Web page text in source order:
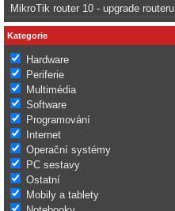
MikroTik router 10 - upgrade routeru
Kategorie
Hardware
Periferie
Multimédia
Software
Programování
Internet
Operační systémy
PC sestavy
Ostatní
Mobily a tablety